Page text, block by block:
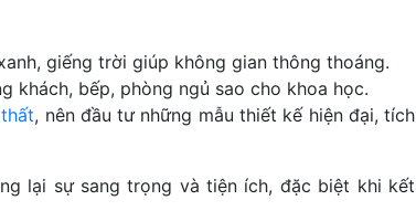
giếng trời giúp không gian thông thoáng.
khách, bếp, phòng ngủ sao cho khoa học.
, nên đầu tư những mẫu thiết kế hiện đại, tích
lại sự sang trọng và tiện ích, đặc biệt khi kết